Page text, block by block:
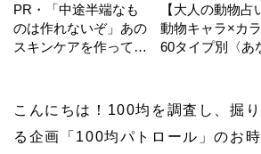
PR・「中途半端なも
のは作れないぞ」あの
スキンケアを作ってい
【大人の動物占
動物キャラ×カ
60タイプ別〈あ
こんにちは！100均を調査し、掘
る企画「100均パトロール」のお